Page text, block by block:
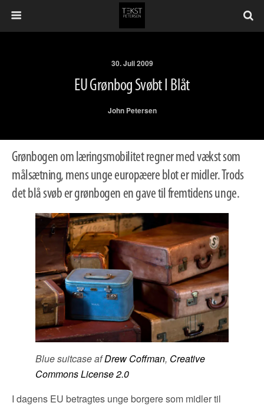
30. Juli 2009
EU Grønbog Svøbt I Blåt
John Petersen
Grønbogen om læringsmobilitet regner med vækst som
målsætning, mens unge europæere blot er midler. Trods
det blå svøb er grønbogen en gave til fremtidens unge.
Blue suitcase afDrew Coffman, Creative
Commons License 2.0
I dagens EU betragtes unge borgere som midler til